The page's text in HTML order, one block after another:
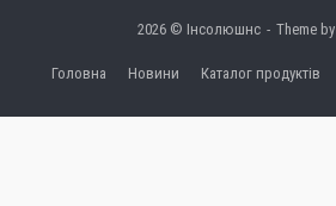
2026 © Інсолюшнс Theme by
Головна Новини Каталог продуктів